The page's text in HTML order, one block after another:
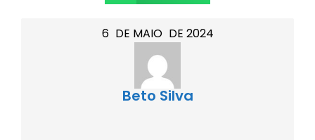
6 DE MAIO DE 2024
Beto Silva